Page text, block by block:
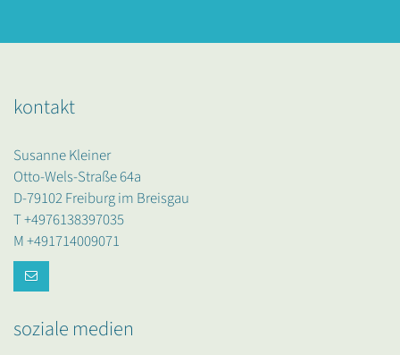
kontakt
Susanne Kleiner
Otto-Wels-Straße 64a
D-79102 Freiburg im Breisgau
T +4976138397035
M +491714009071
soziale medien